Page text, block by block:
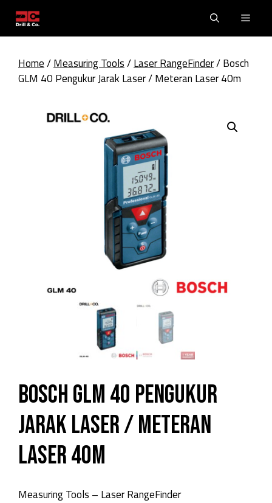
content
Home/Measuring Tools/Laser RangeFinder/ Bosch
GLM 40 Pengukur Jarak Laser / Meteran Laser 40m
Bosch GLM 40 Pengukur
Jarak Laser / Meteran
Laser 40m
Measuring Tools – Laser RangeFinder